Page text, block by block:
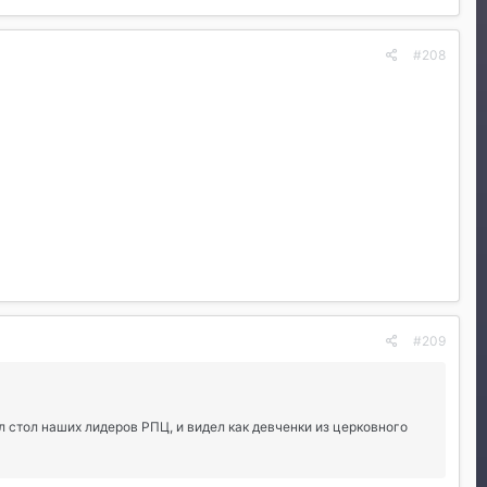
#208
#209
наших лидеров РПЦ, и видел как девченки из церковного